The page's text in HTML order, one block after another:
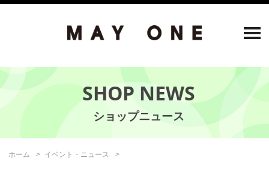
SHOP NEWS
ホーム イベント・ニュース